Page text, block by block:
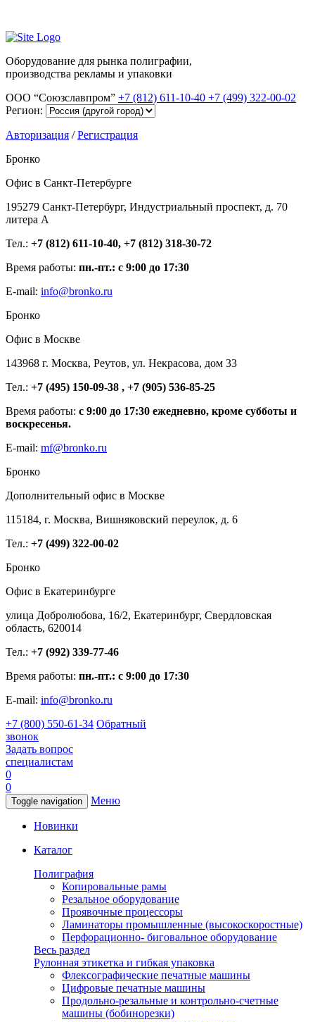
Оборудование для рынка полиграфии,
производства рекламы и упаковки
ООО “Союзславпром” +7 (812) 611-10-40 +7 (499) 322-00-02
Регион:
Авторизация /Регистрация
Бронко
Офис в Санкт-Петербурге
195279 Санкт-Петербург, Индустриальный проспект, д. 70
литера А
Тел.: +7 (812) 611-10-40, +7 (812) 318-30-72
Время работы: пн.-пт.: с 9:00 до 17:30
E-mail: info@bronko.ru
Бронко
Офис в Москве
143968 г. Москва, Реутов, ул. Некрасова, дом 33
Тел.: +7 (495) 150-09-38 , +7 (905) 536-85-25
Время работы: с 9:00 до 17:30 ежедневно, кроме субботы и
воскресенья.
E-mail: mf@bronko.ru
Бронко
Дополнительный офис в Москве
115184, г. Москва, Вишняковский переулок, д. 6
Тел.: +7 (499) 322-00-02
Бронко
Офис в Екатеринбурге
улица Добролюбова, 16/2, Екатеринбург, Свердловская
область, 620014
Тел.: +7 (992) 339-77-46
Время работы: пн.-пт.: с 9:00 до 17:30
E-mail: info@bronko.ru
+7 (800) 550-61-34 Обратный
звонок
Задать вопрос
специалистам
0
0
Toggle navigation Меню
Новинки
Каталог
Полиграфия
Копировальные рамы
Резальное оборудование
Проявочные процессоры
Ламинаторы промышленные (высокоскоростные)
Перфорационно- биговальное оборудование
Весь раздел
Рулонная этикетка и гибкая упаковка
Флексографические печатные машины
Цифровые печатные машины
Продольно-резальные и контрольно-счетные
машины (бобинорезки)